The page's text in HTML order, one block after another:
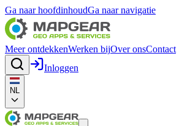
Ga naar hoofdinhoudGa naar navigatie
Meer ontdekkenWerken bijOver onsContact
Inloggen
NL